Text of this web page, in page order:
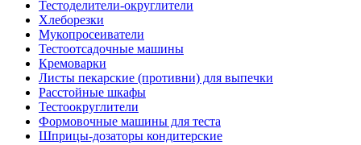
Тестоделители-округлители
Хлеборезки
Мукопросеиватели
Тестоотсадочные машины
Кремоварки
Листы пекарские (противни) для выпечки
Расстойные шкафы
Тестоокруглители
Формовочные машины для теста
Шприцы-дозаторы кондитерские